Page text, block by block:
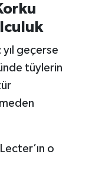
yıl geçerse
tüylerin
o